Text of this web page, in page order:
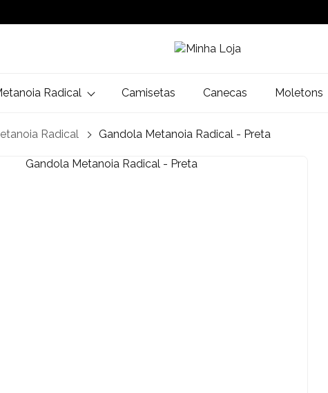
Radical Camisetas Canecas Moletons
Radical Gandola Metanoia Radical - Preta